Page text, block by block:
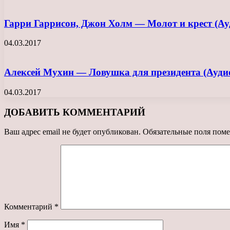
Гарри Гаррисон, Джон Холм — Молот и крест
04.03.2017
Алексей Мухин — Ловушка для президента
04.03.2017
ДОБАВИТЬ КОММЕНТАРИЙ
Ваш адрес email не будет опубликован. Обязательные поля
Комментарий *
Имя *